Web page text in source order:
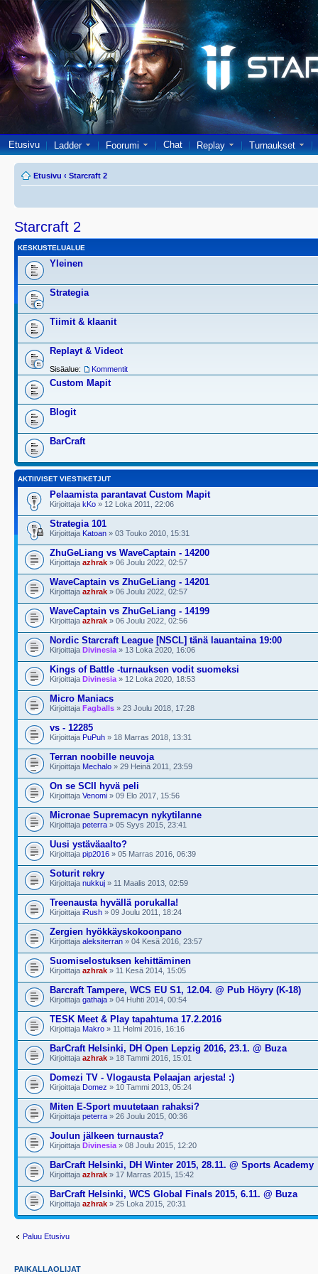
Etusivu Ladder Foorumi Chat Replay Turnaukset
Etusivu ‹ Starcraft 2
Starcraft 2
KESKUSTELUALUE
Yleinen
Strategia
Tiimit & klaanit
Replayt & Videot
Sisäalue: Kommentit
Custom Mapit
Blogit
BarCraft
AKTIIVISET VIESTIKETJUT
Pelaamista parantavat Custom Mapit
Kirjoittaja kKo » 12 Loka 2011, 22:06
Strategia 101
Kirjoittaja Katoan » 03 Touko 2010, 15:31
ZhuGeLiang vs WaveCaptain - 14200
Kirjoittaja azhrak » 06 Joulu 2022, 02:57
WaveCaptain vs ZhuGeLiang - 14201
Kirjoittaja azhrak » 06 Joulu 2022, 02:57
WaveCaptain vs ZhuGeLiang - 14199
Kirjoittaja azhrak » 06 Joulu 2022, 02:56
Nordic Starcraft League [NSCL] tänä lauantaina 19:00
Kirjoittaja Divinesia » 13 Loka 2020, 16:06
Kings of Battle -turnauksen vodit suomeksi
Kirjoittaja Divinesia » 12 Loka 2020, 18:53
Micro Maniacs
Kirjoittaja Fagballs » 23 Joulu 2018, 17:28
vs - 12285
Kirjoittaja PuPuh » 18 Marras 2018, 13:31
Terran noobille neuvoja
Kirjoittaja Mechalo » 29 Heinä 2011, 23:59
On se SCII hyvä peli
Kirjoittaja Venomi » 09 Elo 2017, 15:56
Micronae Supremacyn nykytilanne
Kirjoittaja peterra » 05 Syys 2015, 23:41
Uusi ystäväaalto?
Kirjoittaja pip2016 » 05 Marras 2016, 06:39
Soturit rekry
Kirjoittaja nukkuj » 11 Maalis 2013, 02:59
Treenausta hyvällä porukalla!
Kirjoittaja iRush » 09 Joulu 2011, 18:24
Zergien hyökkäyskokoonpano
Kirjoittaja aleksiterran » 04 Kesä 2016, 23:57
Suomiselostuksen kehittäminen
Kirjoittaja azhrak » 11 Kesä 2014, 15:05
Barcraft Tampere, WCS EU S1, 12.04. @ Pub Höyry (K-18)
Kirjoittaja gathaja » 04 Huhti 2014, 00:54
TESK Meet & Play tapahtuma 17.2.2016
Kirjoittaja Makro » 11 Helmi 2016, 16:16
BarCraft Helsinki, DH Open Lepzig 2016, 23.1. @ Buza
Kirjoittaja azhrak » 18 Tammi 2016, 15:01
Domezi TV - Vlogausta Pelaajan arjesta! :)
Kirjoittaja Domez » 10 Tammi 2013, 05:24
Miten E-Sport muutetaan rahaksi?
Kirjoittaja peterra » 26 Joulu 2015, 00:36
Joulun jälkeen turnausta?
Kirjoittaja Divinesia » 08 Joulu 2015, 12:20
BarCraft Helsinki, DH Winter 2015, 28.11. @ Sports Academy
Kirjoittaja azhrak » 17 Marras 2015, 15:42
BarCraft Helsinki, WCS Global Finals 2015, 6.11. @ Buza
Kirjoittaja azhrak » 25 Loka 2015, 20:31
Paluu Etusivu
PAIKALLAOLIJAT